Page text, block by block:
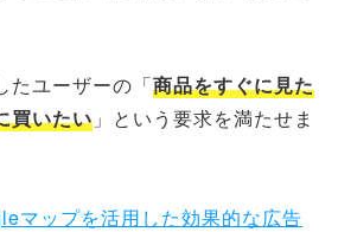
たユーザーの「商品をすぐに見た
買いたい 」という要求を満たせま
マップを活用した効果的な広告